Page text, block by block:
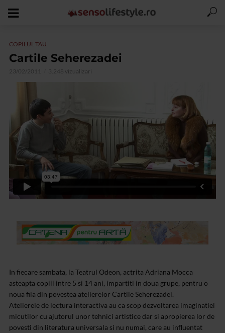
COPILUL TAU
Cartile Seherezadei
23/02/2011 3.248 vizualizari
In fiecare sambata, la Teatrul Odeon, actrita Adriana Mocca
asteapta copiii intre 5 si 14 ani, impartiti in doua grupe, pentru o
noua fila din povestea atelierelor Cartile Seherezadei.
Atelierele de lectura interactiva au ca scop dezvoltarea imaginatiei
micutilor cu ajutorul unor tehnici artistice dar si apropierea lor de
povesti din literatura universala si nu numai, care au influentat